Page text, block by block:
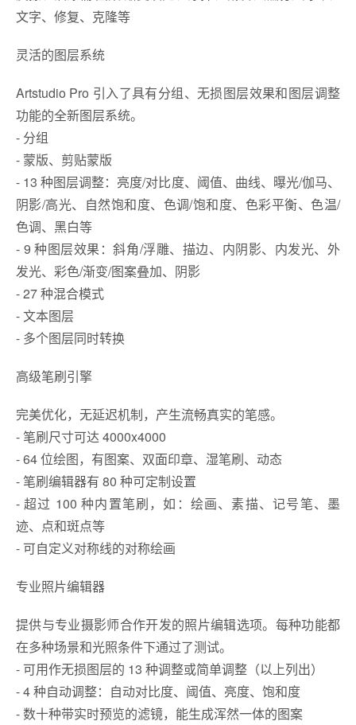
文字、修复、克隆等
灵活的图层系统
Artstudio Pro 引入了具有分组、无损图层效果和图层调整
功能的全新图层系统。
- 分组
- 蒙版、剪贴蒙版
- 13 种图层调整：亮度/对比度、阈值、曲线、曝光/伽马、
阴影/高光、自然饱和度、色调/饱和度、色彩平衡、色温/
色调、黑白等
- 9 种图层效果：斜角/浮雕、描边、内阴影、内发光、外
发光、彩色/渐变/图案叠加、阴影
- 27 种混合模式
- 文本图层
- 多个图层同时转换
高级笔刷引擎
完美优化，无延迟机制，产生流畅真实的笔感。
- 笔刷尺寸可达 4000x4000
- 64 位绘图，有图案、双面印章、湿笔刷、动态
- 笔刷编辑器有 80 种可定制设置
- 超过 100 种内置笔刷，如：绘画、素描、记号笔、墨
迹、点和斑点等
- 可自定义对称线的对称绘画
专业照片编辑器
提供与专业摄影师合作开发的照片编辑选项。每种功能都
在多种场景和光照条件下通过了测试。
- 可用作无损图层的 13 种调整或简单调整（以上列出）
- 4 种自动调整：自动对比度、阈值、亮度、饱和度
- 数十种带实时预览的滤镜，能生成浑然一体的图案